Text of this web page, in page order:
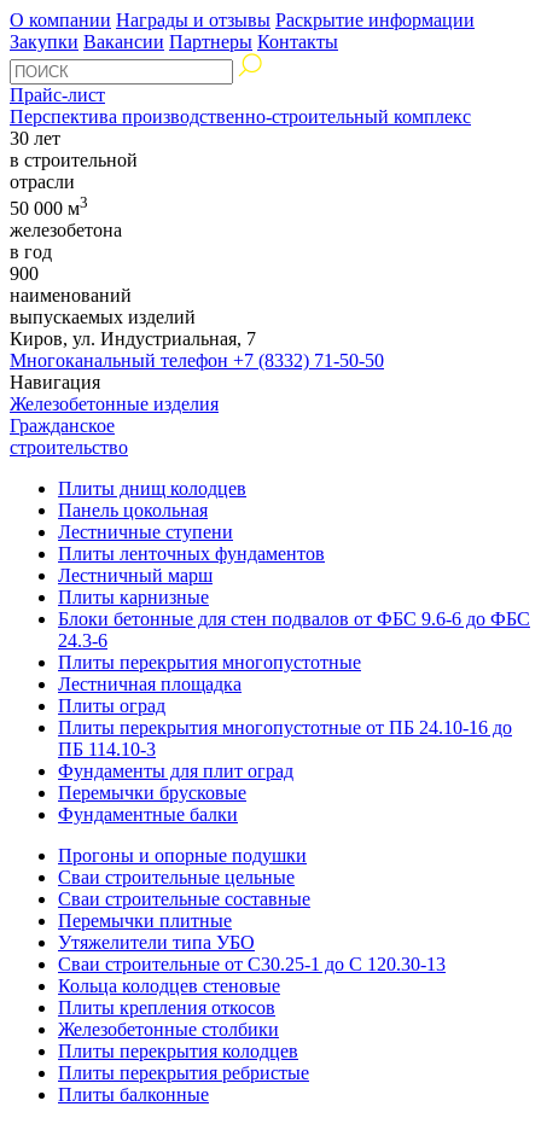
О компании Награды и отзывы Раскрытие информации
Закупки Вакансии Партнеры Контакты
Прайс-лист
Перспектива производственно-строительный комплекс
30 лет
в строительной
отрасли
50 000 м3
железобетона
в год
900
наименований
выпускаемых изделий
Киров, ул. Индустриальная, 7
Многоканальный телефон +7 (8332) 71-50-50
Навигация
Железобетонные изделия
Гражданское
строительство
Плиты днищ колодцев
Панель цокольная
Лестничные ступени
Плиты ленточных фундаментов
Лестничный марш
Плиты карнизные
Блоки бетонные для стен подвалов от ФБС 9.6-6 до ФБС
24.3-6
Плиты перекрытия многопустотные
Лестничная площадка
Плиты оград
Плиты перекрытия многопустотные от ПБ 24.10-16 до
ПБ 114.10-3
Фундаменты для плит оград
Перемычки брусковые
Фундаментные балки
Прогоны и опорные подушки
Сваи строительные цельные
Сваи строительные составные
Перемычки плитные
Утяжелители типа УБО
Сваи строительные от С30.25-1 до С 120.30-13
Кольца колодцев стеновые
Плиты крепления откосов
Железобетонные столбики
Плиты перекрытия колодцев
Плиты перекрытия ребристые
Плиты балконные